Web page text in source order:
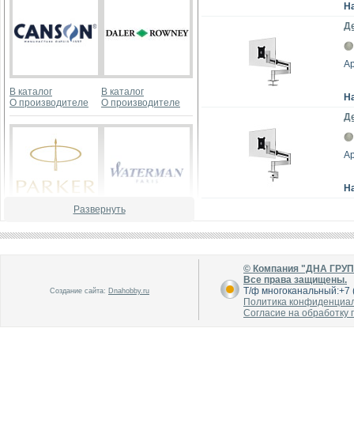
В каталог
О производителе
В каталог
О производителе
О производителе
О производителе
Развернуть
Создание сайта: Dnahobby.ru
© Компания "ДНА
Все права защищены.
Т/ф
Политика
Согласие на